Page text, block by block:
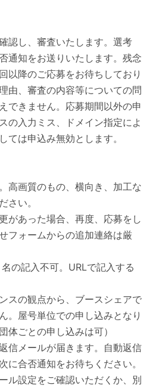
認し、審査いたします。選考
通知をお送りいたします。残念
以降のご応募をお待ちしており
由、審査の内容等についての問
できません。応募期間以外の申
の入力ミス、ドメイン指定によ
ては申込み無効とします。
高画質のもの、横向き、加工な
さい。
があった場合、再度、応募をし
フォームからの追加連絡は厳
の記入不可。URLで記入する
スの観点から、ブースシェアで
。屋号単位での申し込みとなり
体ごとの申し込みは可）
信メールが届きます。自動返信
に合否通知をお待ちください。
ル設定をご確認いただくか、別